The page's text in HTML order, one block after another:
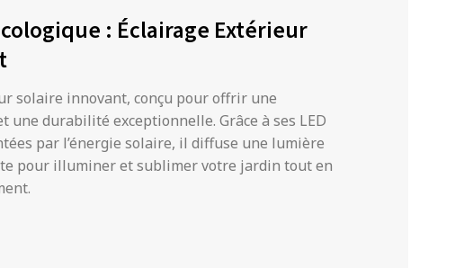
: Éclairage Extérieur
solaire innovant, conçu pour offrir une
une durabilité exceptionnelle. Grâce à ses LED
par l’énergie solaire, il diffuse une lumière
pour illuminer et sublimer votre jardin tout en